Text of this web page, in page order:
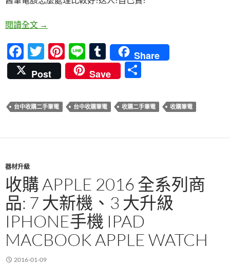
k
閱讀全文 二手筆電為什麼要拿到台中這裡收購?
→
F
ac
e
b
o
o
T
w
itt
er
Pi
nt
er
es
t
Li
n
e
T
u
m
bl
r
Share
Post
Save
台中收購二手筆電 台中收購筆電 收購二手筆電 收購筆電
器材升級
收購 APPLE 2016 全系列商
品: 7 大新機、3 大升級
IPHONE手機 IPAD
MACBOOK APPLE WATCH
2016-01-09